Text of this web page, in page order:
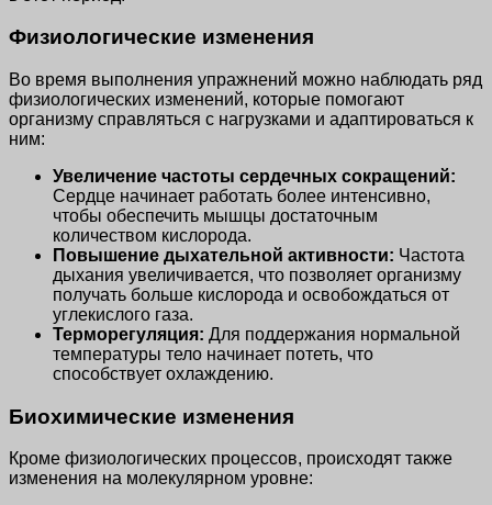
Физиологические изменения
Во время выполнения упражнений можно наблюдать ряд
физиологических изменений, которые помогают
организму справляться с нагрузками и адаптироваться к
ним:
Увеличение частоты сердечных сокращений:
Сердце начинает работать более интенсивно,
чтобы обеспечить мышцы достаточным
количеством кислорода.
Повышение дыхательной активности: Частота
дыхания увеличивается, что позволяет организму
получать больше кислорода и освобождаться от
углекислого газа.
Терморегуляция: Для поддержания нормальной
температуры тело начинает потеть, что
способствует охлаждению.
Биохимические изменения
Кроме физиологических процессов, происходят также
изменения на молекулярном уровне: